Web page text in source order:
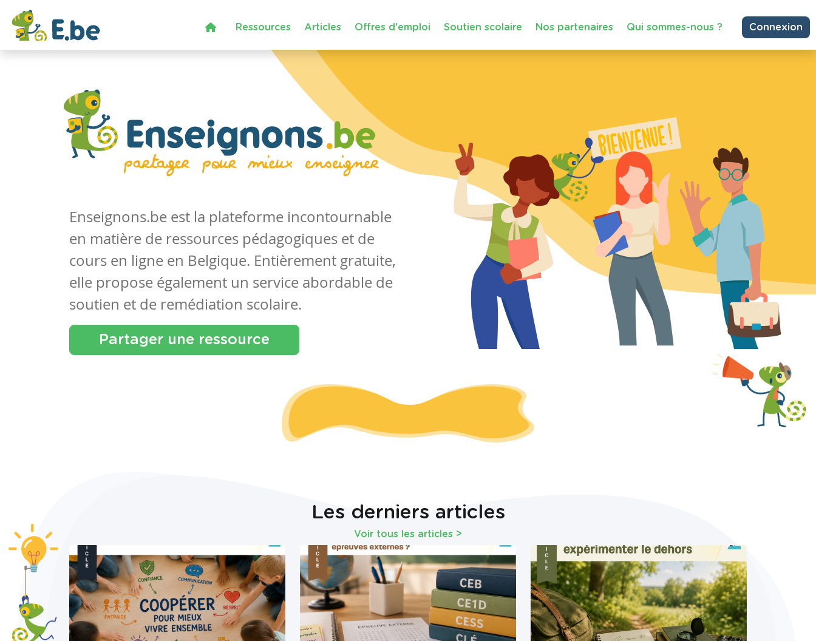
Ressources Articles Offres d'emploi Soutien scolaire Nos partenaires Qui sommes-nous ? Connexion
Enseignons.be est la plateforme incontournable
en matière de ressources pédagogiques et de
cours en ligne en Belgique. Entièrement gratuite,
elle propose également un service abordable de
soutien et de remédiation scolaire.
Partager une ressource
Les derniers articles
Voir tous les articles >